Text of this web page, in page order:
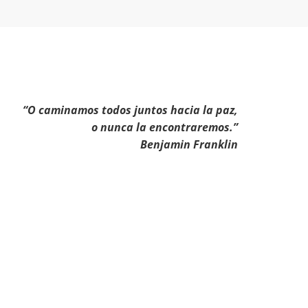
“O caminamos todos juntos hacia la paz,
o nunca la encontraremos.”
Benjamin Franklin